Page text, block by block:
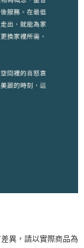
異，請以實際商品為